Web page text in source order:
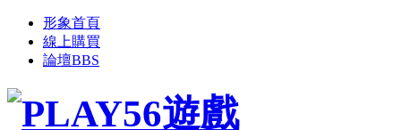
形象首頁
線上購買
論壇BBS